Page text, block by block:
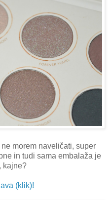
morem naveličati, super
in tudi sama embalaža je
kajne?
(klik)!